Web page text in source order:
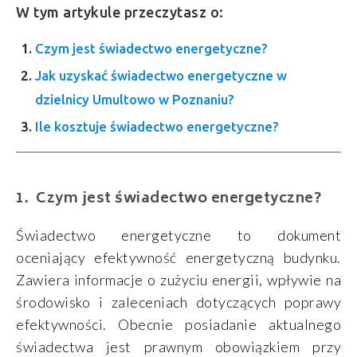
W tym artykule przeczytasz o:
Czym jest świadectwo energetyczne?
Jak uzyskać świadectwo energetyczne w
dzielnicy Umultowo w Poznaniu?
Ile kosztuje świadectwo energetyczne?
Czym jest świadectwo energetyczne?
Świadectwo energetyczne to dokument
oceniający efektywność energetyczną budynku.
Zawiera informacje o zużyciu energii, wpływie na
środowisko i zaleceniach dotyczących poprawy
efektywności. Obecnie posiadanie aktualnego
świadectwa jest prawnym obowiązkiem przy